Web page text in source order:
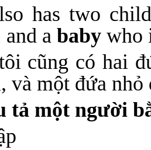
has two
a baby who
cũng có hai
và một đứa nhỏ
tả một người